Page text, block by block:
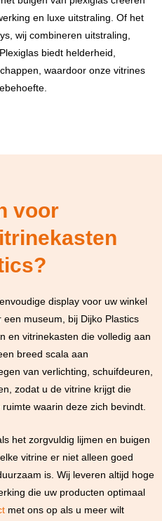
en luxe uitstraling. Of het
wij combineren uitstraling,
biedt helderheid,
waardoor onze vitrines
voor
display voor uw winkel
museum, bij Dijko Plastics
en vitrinekasten die volledig aan
breed scala aan
van verlichting, schuifdeuren,
zodat u de vitrine krijgt die
waarin deze zich bevindt.
het zorgvuldig lijmen en buigen
vitrine er niet alleen goed
is. Wij leveren altijd hoge
die uw producten optimaal
met ons op als u meer wilt